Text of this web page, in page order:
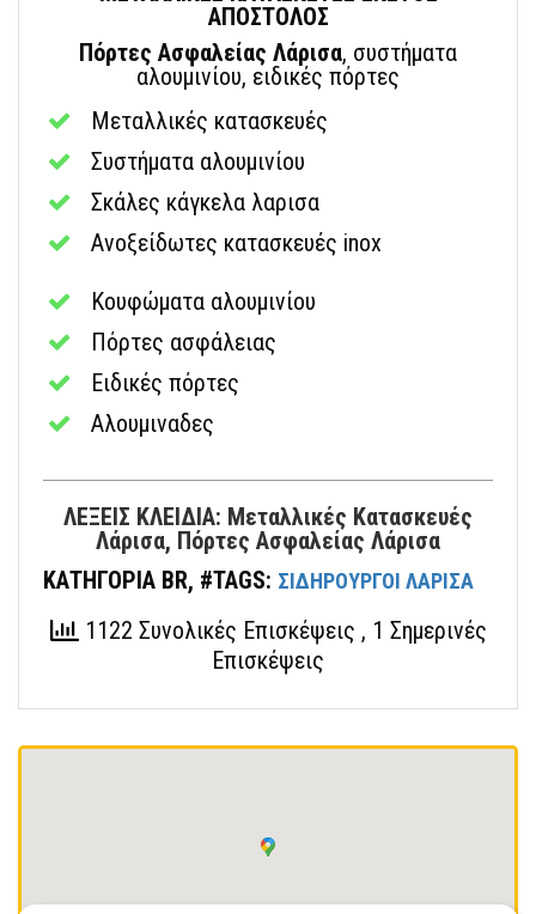
ΑΠΟΣΤΟΛΟΣ
Πόρτες Ασφαλείας Λάρισα, συστήματα
αλουμινίου, ειδικές πόρτες
Μεταλλικές κατασκευές
Συστήματα αλουμινίου
Σκάλες κάγκελα λαρισα
Ανοξείδωτες κατασκευές inox
Κουφώματα αλουμινίου
Πόρτες ασφάλειας
Ειδικές πόρτες
Αλουμιναδες
ΛΕΞΕΙΣ ΚΛΕΙΔΙΑ: Μεταλλικές Κατασκευές
Λάρισα, Πόρτες Ασφαλείας Λάρισα
ΚΑΤΗΓΟΡΙΑ BR, #TAGS: ΣΙΔΗΡΟΥΡΓΟΙ ΛΑΡΙΣΑ
1122 Συνολικές Επισκέψεις , 1 Σημερινές
Επισκέψεις